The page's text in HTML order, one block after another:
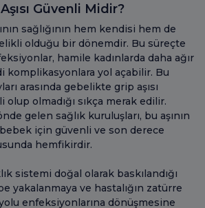
Güvenli Midir?
sağlığının hem kendisi hem de
olduğu bir dönemdir. Bu süreçte
hamile kadınlarda daha ağır
komplikasyonlara yol açabilir. Bu
arasında gebelikte grip aşısı
olup olmadığı sıkça merak edilir.
gelen sağlık kuruluşları, bu aşının
için güvenli ve son derece
hemfikirdir.
sistemi doğal olarak baskılandığı
yakalanmaya ve hastalığın zatürre
enfeksiyonlarına dönüşmesine